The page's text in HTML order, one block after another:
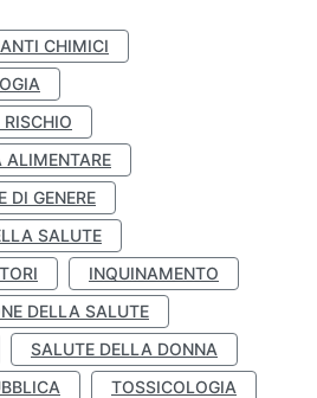
CHIMICI
ALIMENTARE
DI GENERE
SALUTE
INQUINAMENTO
DELLA SALUTE
SALUTE DELLA DONNA
TOSSICOLOGIA